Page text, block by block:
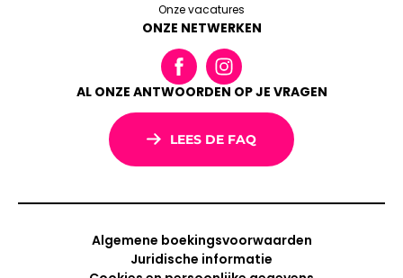
Onze vacatures
ONZE NETWERKEN
AL ONZE ANTWOORDEN OP JE VRAGEN
LEES DE FAQ
Algemene boekingsvoorwaarden
Juridische informatie